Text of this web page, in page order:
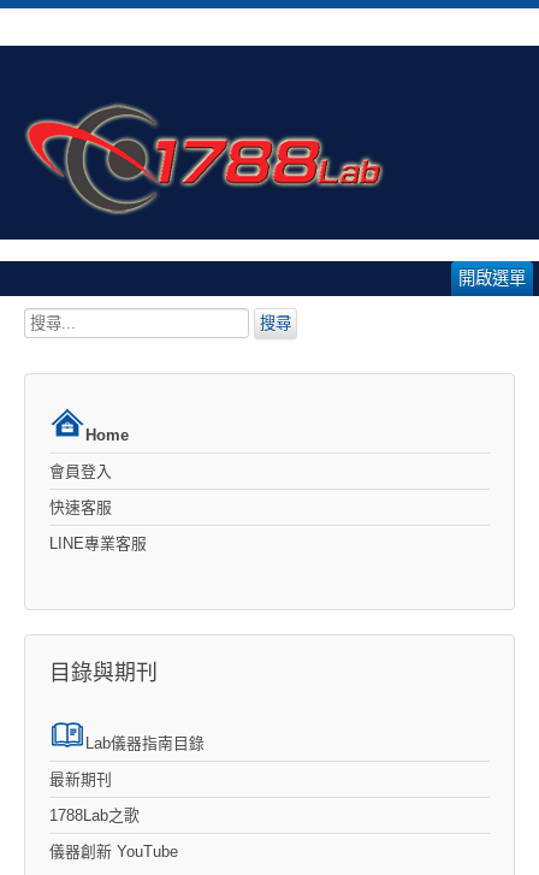
開啟選單
搜
搜尋
Home
會員登入
快速客服
LINE專業客服
目錄與期刊
Lab儀器指南目錄
最新期刊
1788Lab之歌
儀器創新 YouTube